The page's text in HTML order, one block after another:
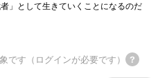
」として生きていくことになるのだ
です（ログインが必要です）